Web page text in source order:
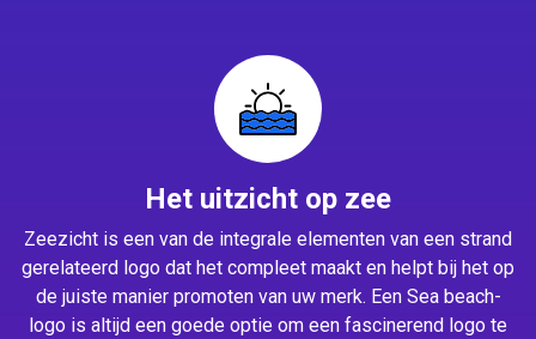
Het uitzicht op zee
Zeezicht is een van de integrale elementen van een strand
gerelateerd logo dat het compleet maakt en helpt bij het op
de juiste manier promoten van uw merk. Een Sea beach-
logo is altijd een goede optie om een fascinerend logo te